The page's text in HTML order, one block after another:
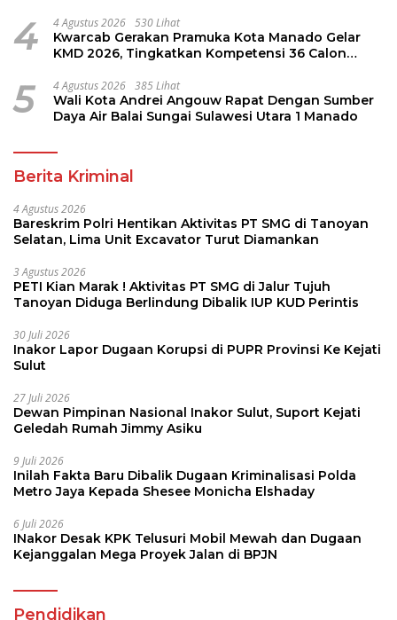
4 4 Agustus 2026 530 Lihat
Kwarcab Gerakan Pramuka Kota Manado Gelar
KMD 2026, Tingkatkan Kompetensi 36 Calon
5 4 Agustus 2026 385 Lihat
Wali Kota Andrei Angouw Rapat Dengan Sumber
Daya Air Balai Sungai Sulawesi Utara 1 Manado
Berita Kriminal
4 Agustus 2026
Bareskrim Polri Hentikan Aktivitas PT SMG di Tanoyan
Selatan, Lima Unit Excavator Turut Diamankan
3 Agustus 2026
PETI Kian Marak ! Aktivitas PT SMG di Jalur Tujuh
Tanoyan Diduga Berlindung Dibalik IUP KUD Perintis
30 Juli 2026
Inakor Lapor Dugaan Korupsi di PUPR Provinsi Ke Kejati
Sulut
27 Juli 2026
Dewan Pimpinan Nasional Inakor Sulut, Suport Kejati
Geledah Rumah Jimmy Asiku
9 Juli 2026
Inilah Fakta Baru Dibalik Dugaan Kriminalisasi Polda
Metro Jaya Kepada Shesee Monicha Elshaday
6 Juli 2026
INakor Desak KPK Telusuri Mobil Mewah dan Dugaan
Kejanggalan Mega Proyek Jalan di BPJN
Pendidikan